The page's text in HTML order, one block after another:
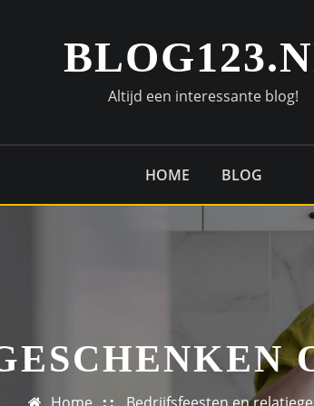
Altijd een interessante blog!
HOME BLOG